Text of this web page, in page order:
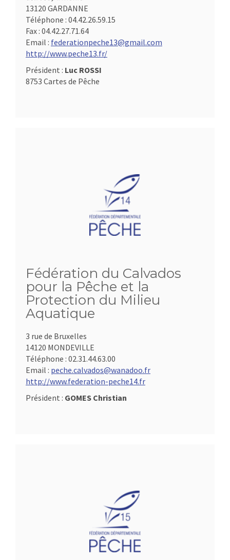
13120 GARDANNE
Téléphone : 04.42.26.59.15
Fax : 04.42.27.71.64
Email : federationpeche13@gmail.com
http://www.peche13.fr/
Président : Luc ROSSI
8753 Cartes de Pêche
Fédération du Calvados
pour la Pêche et la
Protection du Milieu
Aquatique
3 rue de Bruxelles
14120 MONDEVILLE
Téléphone : 02.31.44.63.00
Email : peche.calvados@wanadoo.fr
http://www.federation-peche14.fr
Président : GOMES Christian